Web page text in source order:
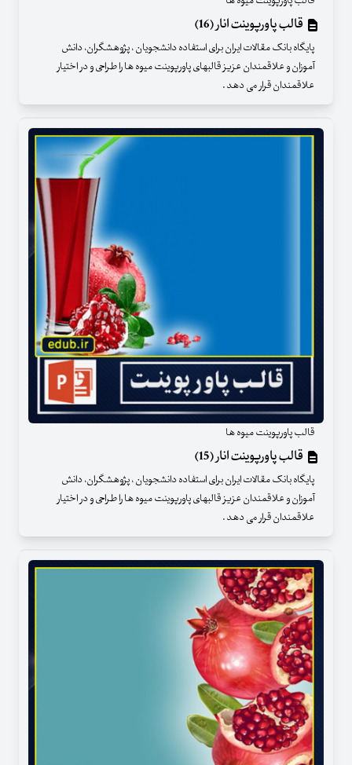
قالب پاورپوینت انار (16)
پایگاه بانک مقالات ایران برای استفاده دانشجویان ، پژوهشگران، دانش
آموزان و علاقمندان عزیز قالبهای پاورپوینت میوه ها را طراحی و در اختیار
علاقمندان قرار می دهد .
قالب پاورپوینت میوه ها
قالب پاورپوینت انار (15)
پایگاه بانک مقالات ایران برای استفاده دانشجویان ، پژوهشگران، دانش
آموزان و علاقمندان عزیز قالبهای پاورپوینت میوه ها را طراحی و در اختیار
علاقمندان قرار می دهد .